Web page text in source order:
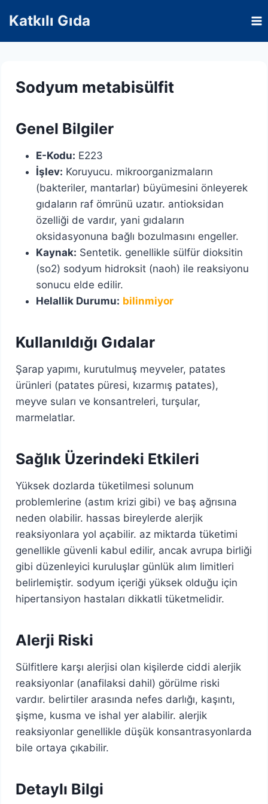
content
Katkılı Gıda
Sodyum metabisülfit
Genel Bilgiler
E-Kodu: E223
İşlev: Koruyucu. mikroorganizmaların
(bakteriler, mantarlar) büyümesini önleyerek
gıdaların raf ömrünü uzatır. antioksidan
özelliği de vardır, yani gıdaların
oksidasyonuna bağlı bozulmasını engeller.
Kaynak: Sentetik. genellikle sülfür dioksitin
(so2) sodyum hidroksit (naoh) ile reaksiyonu
sonucu elde edilir.
Helallik Durumu: bilinmiyor
Kullanıldığı Gıdalar
Şarap yapımı, kurutulmuş meyveler, patates
ürünleri (patates püresi, kızarmış patates),
meyve suları ve konsantreleri, turşular,
marmelatlar.
Sağlık Üzerindeki Etkileri
Yüksek dozlarda tüketilmesi solunum
problemlerine (astım krizi gibi) ve baş ağrısına
neden olabilir. hassas bireylerde alerjik
reaksiyonlara yol açabilir. az miktarda tüketimi
genellikle güvenli kabul edilir, ancak avrupa birliği
gibi düzenleyici kuruluşlar günlük alım limitleri
belirlemiştir. sodyum içeriği yüksek olduğu için
hipertansiyon hastaları dikkatli tüketmelidir.
Alerji Riski
Sülfitlere karşı alerjisi olan kişilerde ciddi alerjik
reaksiyonlar (anafilaksi dahil) görülme riski
vardır. belirtiler arasında nefes darlığı, kaşıntı,
şişme, kusma ve ishal yer alabilir. alerjik
reaksiyonlar genellikle düşük konsantrasyonlarda
bile ortaya çıkabilir.
Detaylı Bilgi